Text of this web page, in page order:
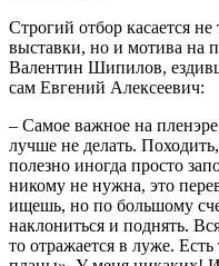
Строгий отбор касается
выставки, но и мотива на
Валентин Шипилов,
сам Евгений Алексеевич:
– Самое важное на
лучше не делать.
полезно иногда просто
никому не нужна, это
ищешь, но по большому
наклониться и поднять.
то отражается в луже.